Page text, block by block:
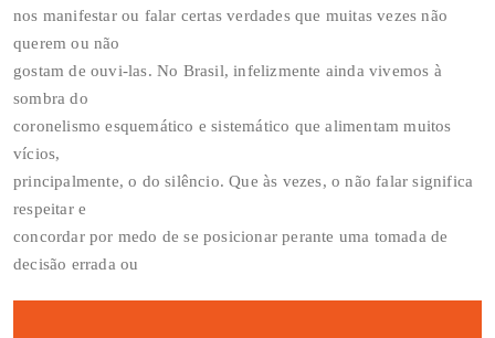
nos manifestar ou falar certas verdades que muitas vezes não
querem ou não
gostam de ouvi-las. No Brasil, infelizmente ainda vivemos à
sombra do
coronelismo esquemático e sistemático que alimentam muitos
vícios,
principalmente, o do silêncio. Que às vezes, o não falar significa
respeitar e
concordar por medo de se posicionar perante uma tomada de
decisão errada ou